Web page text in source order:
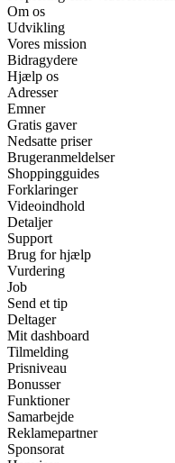
Om os
Udvikling
Vores mission
Bidragydere
Hjælp os
Adresser
Emner
Gratis gaver
Nedsatte priser
Brugeranmeldelser
Shoppingguides
Forklaringer
Videoindhold
Detaljer
Support
Brug for hjælp
Vurdering
Job
Send et tip
Deltager
Mit dashboard
Tilmelding
Prisniveau
Bonusser
Funktioner
Samarbejde
Reklamepartner
Sponsorat